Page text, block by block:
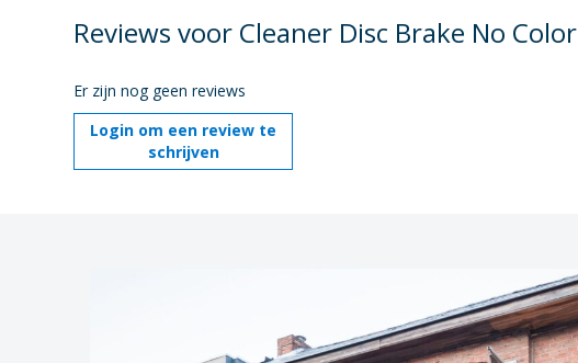
Reviews voor Cleaner Disc Brake No Color
Er zijn nog geen reviews
Login om een review te
schrijven